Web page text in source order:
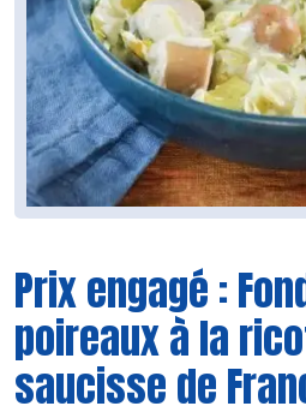
Prix engagé :
poireaux à la
saucisse de